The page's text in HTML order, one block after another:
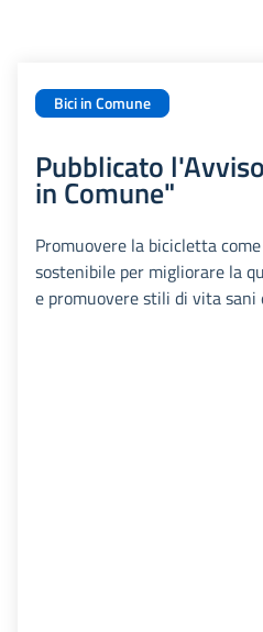
Bici in Comune
Pubblicato
in Comune"
Promuovere la bicicletta
sostenibile per migliorare la
e promuovere stili di vita